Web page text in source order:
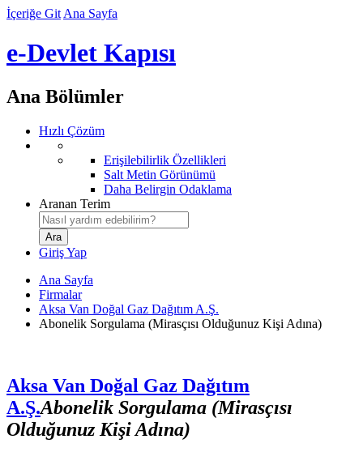
İçeriğe Git Ana Sayfa
e-Devlet Kapısı
Ana Bölümler
Hızlı Çözüm
Erişilebilirlik Özellikleri
Salt Metin Görünümü
Daha Belirgin Odaklama
Aranan Terim
Giriş Yap
Ana Sayfa
Firmalar
Aksa Van Doğal Gaz Dağıtım A.Ş.
Abonelik Sorgulama (Mirasçısı Olduğunuz Kişi Adına)
Aksa Van Doğal Gaz Dağıtım
A.Ş.Abonelik Sorgulama (Mirasçısı
Olduğunuz Kişi Adına)